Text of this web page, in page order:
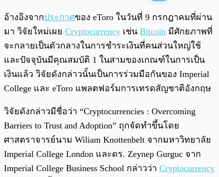
พร้อมเล่น 0:00
อ้างอิงจากประกาศของ eToro ในวันที่ 9 กรกฎาคมที่ผ่าน
มา วิจัยใหม่เผย Cryptocurrency เช่น Bitcoin มีศักยภาพที่
จะกลายเป็นตัวกลางในการชำระเงินที่คนส่วนใหญ่ใช้
และปัจจุบันมีคุณสมบัติ 1 ในสามของเกณฑ์ในการเป็น
เงินแล้ว วิจัยดังกล่าวนั้นเป็นการร่วมมือกันของ Imperial
College และ eToro แพลตฟอร์มการเทรดสัญชาติอังกฤษ
วิจัยดังกล่าวมีชื่อว่า “Cryptocurrencies : Overcoming
Barriers to Trust and Adoption” ถุกจัดทำขึ้นโดย
ศาสตราจารย์นาม Wiliam Knottenbelt จากมหาวิทยาลัย
Imperial College London และดร. Zeynep Gurguc จาก
Imperial College Business School กล่าวว่า Cryptocurrency